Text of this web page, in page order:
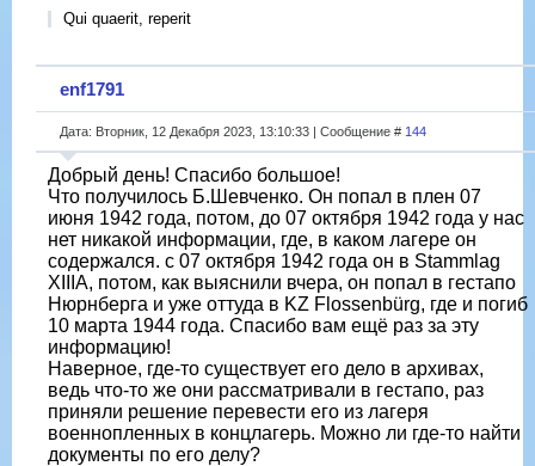
Qui quaerit, reperit
enf1791
Дата: Вторник, 12 Декабря 2023, 13:10:33 | Сообщение # 144
Добрый день! Спасибо большое!
Что получилось Б.Шевченко. Он попал в плен 07
июня 1942 года, потом, до 07 октября 1942 года у нас
нет никакой информации, где, в каком лагере он
содержался. с 07 октября 1942 года он в Stammlag
XIIIA, потом, как выяснили вчера, он попал в гестапо
Нюрнберга и уже оттуда в KZ Flossenbürg, где и погиб
10 марта 1944 года. Спасибо вам ещё раз за эту
информацию!
Наверное, где-то существует его дело в архивах,
ведь что-то же они рассматривали в гестапо, раз
приняли решение перевести его из лагеря
военнопленных в концлагерь. Можно ли где-то найти
документы по его делу?